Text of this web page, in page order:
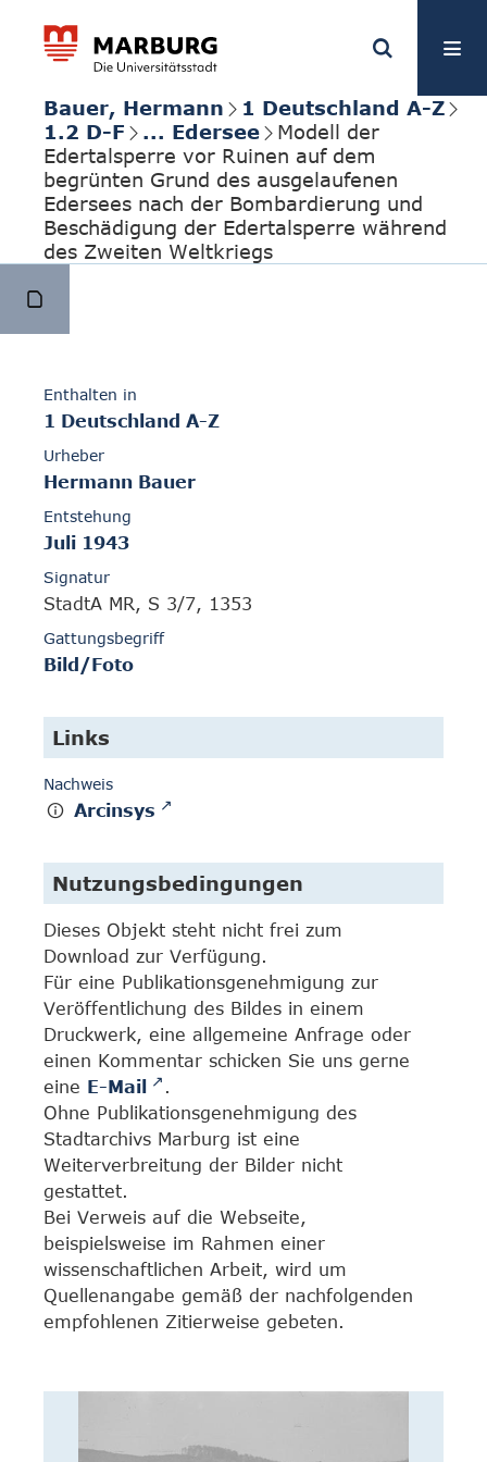
Bauer, Hermann
1 Deutschland A-Z
1.2 D-F
... Edersee
Modell der
Edertalsperre vor Ruinen auf dem
begrünten Grund des ausgelaufenen
Edersees nach der Bombardierung und
Beschädigung der Edertalsperre während
des Zweiten Weltkriegs
Enthalten in
1 Deutschland A-Z
Urheber
Hermann Bauer
Entstehung
Juli 1943
Signatur
StadtA MR, S 3/7, 1353
Gattungsbegriff
Bild/Foto
Links
Nachweis
Arcinsys
Nutzungsbedingungen
Dieses Objekt steht nicht frei zum
Download zur Verfügung.
Für eine Publikationsgenehmigung zur
Veröffentlichung des Bildes in einem
Druckwerk, eine allgemeine Anfrage oder
einen Kommentar schicken Sie uns gerne
eine E-Mail
.
Ohne Publikationsgenehmigung des
Stadtarchivs Marburg ist eine
Weiterverbreitung der Bilder nicht
gestattet.
Bei Verweis auf die Webseite,
beispielsweise im Rahmen einer
wissenschaftlichen Arbeit, wird um
Quellenangabe gemäß der nachfolgenden
empfohlenen Zitierweise gebeten.